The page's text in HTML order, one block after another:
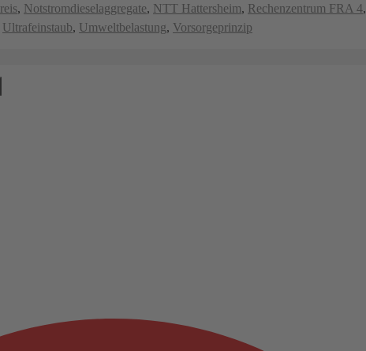
, Notstromdieselaggregate, NTT Hattersheim, Rechenzentrum FRA 4,
Ultrafeinstaub, Umweltbelastung, Vorsorgeprinzip